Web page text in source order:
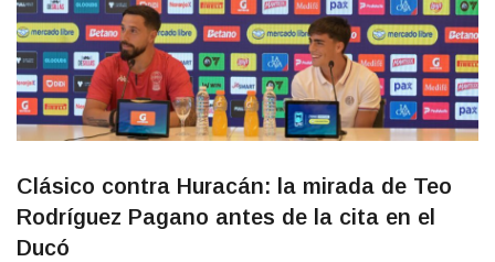
Clásico contra Huracán: la mirada de Teo
Rodríguez Pagano antes de la cita en el
Ducó